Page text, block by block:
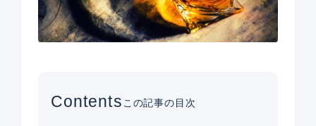
Contentsこの記事の目次